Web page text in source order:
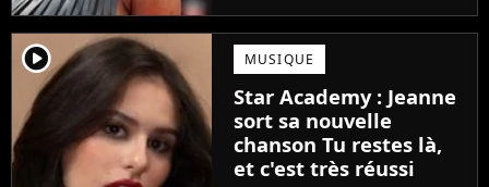
un "nouveau projet" en
lien avec... le cinéma ?
La finaliste de la Star
Academy divulgue...
player2 MUSIQUE
Star Academy : Jeanne
sort sa nouvelle
chanson Tu restes là,
et c'est très réussi